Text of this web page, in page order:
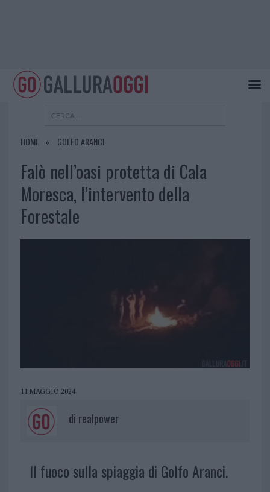
HOME GOLFO ARANCI
Falò nell’oasi protetta di Cala
Moresca, l’intervento della
Forestale
11 MAGGIO 2024
di realpower
Il fuoco sulla spiaggia di Golfo Aranci.